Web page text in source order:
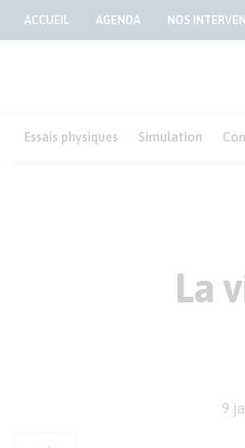
ACCUEIL AGENDA NOS
Essais physiques Simulation
La
9